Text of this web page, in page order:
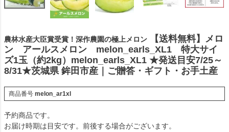
農林水産大臣賞受賞！深作農園の極上メロン
【送料無料】メロ
ン アールスメロン melon_earls_XL1 特大サイ
ズ1玉（約2kg）melon_earls_XL1 ★発送目安7/25～
8/31★茨城県 鉾田市産｜ご贈答・ギフト・お手土産
商品番号 melon_ar1xl
予約商品です。
お届け時期は目安です。前後する場合がございます。